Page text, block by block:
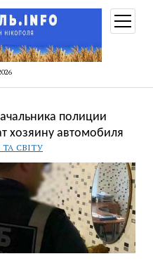
меню
полиции
хозяину автомобиля
ТА СВІТУ